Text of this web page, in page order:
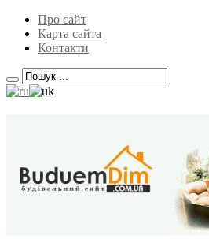
Про сайт
Карта сайта
Контакти